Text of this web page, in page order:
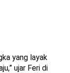
yang layak
ujar Feri di